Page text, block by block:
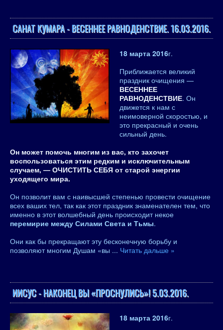
САНАТ КУМАРА - ВЕСЕННЕЕ РАВНОДЕНСТВИЕ. 16.03.2016.
18 марта 2016г.
Приближается великий
праздник очищения —
ВЕСЕННЕЕ
РАВНОДЕНСТВИЕ. Он
движется к нам с
неимоверной скоростью, и
это прекрасный и очень
сильный день.
Он может помочь многим из вас, кто захочет
воспользоваться этим редким и исключительным
случаем, — ОЧИСТИТЬ СЕБЯ от старой энергии
уходящего мира.
Он позволит вам с наивысшей степенью провести очищение
всех ваших тел, так как этот праздник знаменателен тем, что
именно в этот волшебный день происходит некое
перемирие между Силами Света и Тьмы.
Они как бы прекращают эту бесконечную борьбу и
позволяют многим Душам «вы ... Читать дальше »
ИИСУС - НАКОНЕЦ ВЫ «ПРОСНУЛИСЬ»! 5.03.2016.
18 марта 2016г.